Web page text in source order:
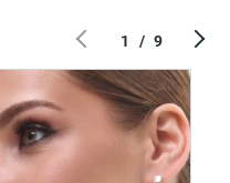
1 / 9